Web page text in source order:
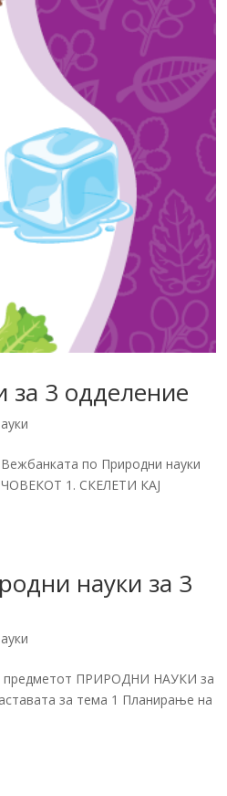
за 3 одделение
по Природни науки
ЧОВЕКОТ 1. СКЕЛЕТИ КАЈ
науки за 3
предметот ПРИРОДНИ НАУКИ за
за тема 1 Планирање на